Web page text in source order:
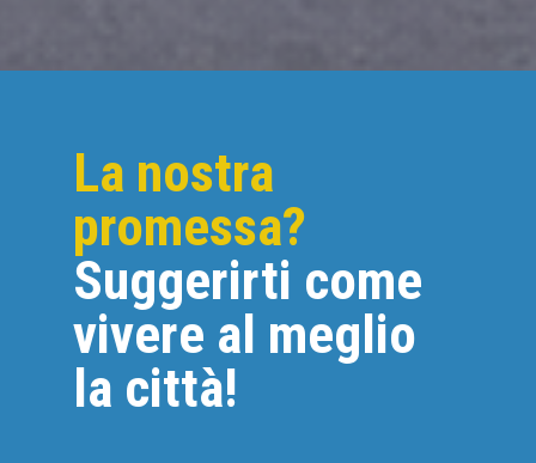
La nostra
promessa?
Suggerirti come
vivere al meglio
la città!